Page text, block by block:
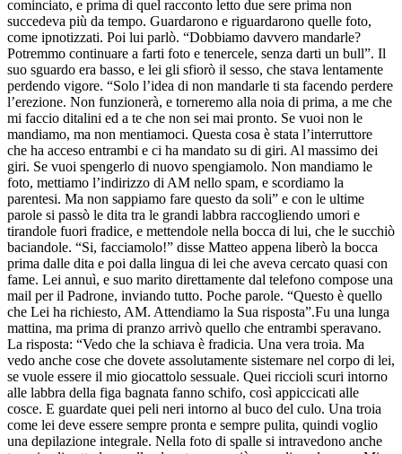
cominciato, e prima di quel racconto letto due sere prima non
succedeva più da tempo. Guardarono e riguardarono quelle foto,
come ipnotizzati. Poi lui parlò. “Dobbiamo davvero mandarle?
Potremmo continuare a farti foto e tenercele, senza darti un bull”. Il
suo sguardo era basso, e lei gli sfiorò il sesso, che stava lentamente
perdendo vigore. “Solo l’idea di non mandarle ti sta facendo perdere
l’erezione. Non funzionerà, e torneremo alla noia di prima, a me che
mi faccio ditalini ed a te che non sei mai pronto. Se vuoi non le
mandiamo, ma non mentiamoci. Questa cosa è stata l’interruttore
che ha acceso entrambi e ci ha mandato su di giri. Al massimo dei
giri. Se vuoi spengerlo di nuovo spengiamolo. Non mandiamo le
foto, mettiamo l’indirizzo di AM nello spam, e scordiamo la
parentesi. Ma non sappiamo fare questo da soli” e con le ultime
parole si passò le dita tra le grandi labbra raccogliendo umori e
tirandole fuori fradice, e mettendole nella bocca di lui, che le succhiò
baciandole. “Si, facciamolo!” disse Matteo appena liberò la bocca
prima dalle dita e poi dalla lingua di lei che aveva cercato quasi con
fame. Lei annuì, e suo marito direttamente dal telefono compose una
mail per il Padrone, inviando tutto. Poche parole. “Questo è quello
che Lei ha richiesto, AM. Attendiamo la Sua risposta”.Fu una lunga
mattina, ma prima di pranzo arrivò quello che entrambi speravano.
La risposta: “Vedo che la schiava è fradicia. Una vera troia. Ma
vedo anche cose che dovete assolutamente sistemare nel corpo di lei,
se vuole essere il mio giocattolo sessuale. Quei riccioli scuri intorno
alle labbra della figa bagnata fanno schifo, così appiccicati alle
cosce. E guardate quei peli neri intorno al buco del culo. Una troia
come lei deve essere sempre pronta e sempre pulita, quindi voglio
una depilazione integrale. Nella foto di spalle si intravedono anche